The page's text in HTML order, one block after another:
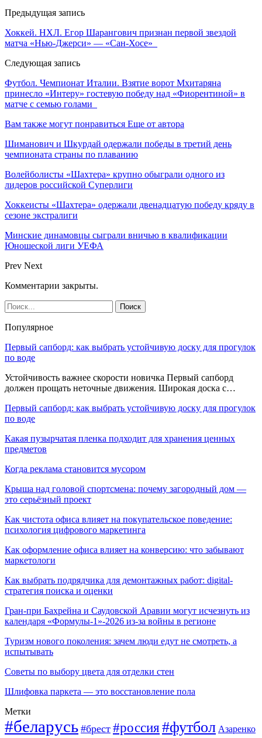
Предыдущая запись
Хоккей. НХЛ. Егор Шарангович признан первой звездой
матча «Нью-Джерси» — «Сан-Хосе»
Следующая запись
Футбол. Чемпионат Италии. Взятие ворот Мхитаряна
принесло «Интеру» гостевую победу над «Фиорентиной» в
матче с семью голами
Вам также могут понравиться Еще от автора
Шиманович и Шкурдай одержали победы в третий день
чемпионата страны по плаванию
Волейболисты «Шахтера» крупно обыграли одного из
лидеров российской Суперлиги
Хоккеисты «Шахтера» одержали двенадцатую победу кряду в
сезоне экстралиги
Минские динамовцы сыграли вничью в квалификации
Юношеской лиги УЕФА
Prev Next
Комментарии закрыты.
Популярное
Первый сапборд: как выбрать устойчивую доску для прогулок
по воде
Устойчивость важнее скорости новичка Первый сапборд
должен прощать неточные движения. Широкая доска с…
Первый сапборд: как выбрать устойчивую доску для прогулок
по воде
Какая пузырчатая пленка подходит для хранения ценных
предметов
Когда реклама становится мусором
Крыша над головой спортсмена: почему загородный дом —
это серьёзный проект
Как чистота офиса влияет на покупательское поведение:
психология цифрового маркетинга
Как оформление офиса влияет на конверсию: что забывают
маркетологи
Как выбрать подрядчика для демонтажных работ: digital-
стратегия поиска и оценки
Гран-при Бахрейна и Саудовской Аравии могут исчезнуть из
календаря «Формулы-1»-2026 из-за войны в регионе
Туризм нового поколения: зачем люди едут не смотреть, а
испытывать
Советы по выбору цвета для отделки стен
Шлифовка паркета — это восстановление пола
Метки
#беларусь #брест #россия#футбол Азаренко